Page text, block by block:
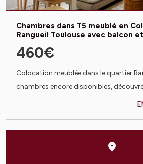
Chambres dans T5 meublé en
Rangueil Toulouse avec balcon
460€
Colocation meublée dans le quartier
chambres encore disponibles,